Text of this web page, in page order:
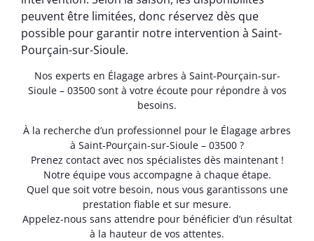
peuvent être limitées, donc réservez dès que
possible pour garantir notre intervention à Saint-
Pourçain-sur-Sioule.
Nos experts en Élagage arbres à Saint-Pourçain-sur-
Sioule – 03500 sont à votre écoute pour répondre à vos
besoins.
À la recherche d’un professionnel pour le Élagage arbres
à Saint-Pourçain-sur-Sioule – 03500 ?
Prenez contact avec nos spécialistes dès maintenant !
Notre équipe vous accompagne à chaque étape.
Quel que soit votre besoin, nous vous garantissons une
prestation fiable et sur mesure.
Appelez-nous sans attendre pour bénéficier d’un résultat
à la hauteur de vos attentes.